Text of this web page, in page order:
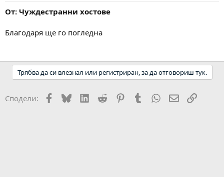
От: Чуждестранни хостове
Благодаря ще го погледна
Трябва да си влезнал или регистриран, за да отговориш тук.
Сподели: Facebook
BlueskyLinkedIn
Reddit PinterestTumblr WhatsApp
EmailLink